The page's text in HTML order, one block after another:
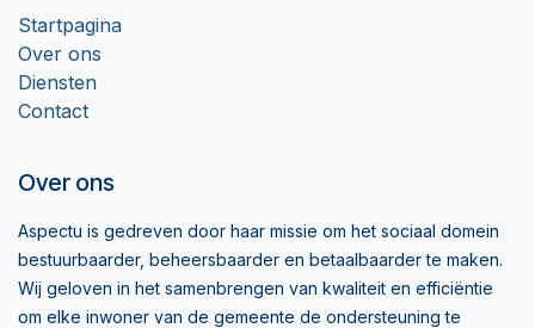
Startpagina
Over ons
Diensten
Contact
Over ons
Aspectu is gedreven door haar missie om het sociaal domein
bestuurbaarder, beheersbaarder en betaalbaarder te maken.
Wij geloven in het samenbrengen van kwaliteit en efficiëntie
om elke inwoner van de gemeente de ondersteuning te